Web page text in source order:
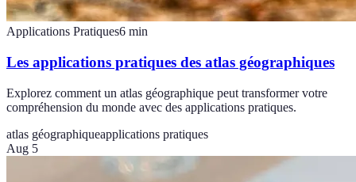
Applications Pratiques6 min
Les applications pratiques des atlas géographiques
Explorez comment un atlas géographique peut transformer votre
compréhension du monde avec des applications pratiques.
atlas géographiqueapplications pratiques
Aug 5